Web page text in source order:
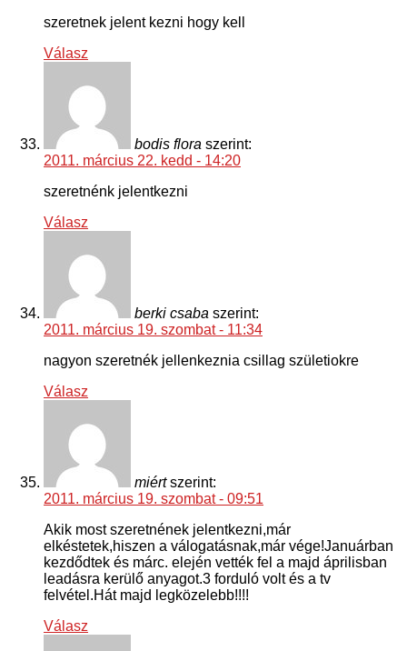
szeretnek jelent kezni hogy kell
Válasz
bodis flora szerint:
2011. március 22. kedd - 14:20
szeretnénk jelentkezni
Válasz
berki csaba szerint:
2011. március 19. szombat - 11:34
nagyon szeretnék jellenkeznia csillag születiokre
Válasz
miért szerint:
2011. március 19. szombat - 09:51
Akik most szeretnének jelentkezni,már
elkéstetek,hiszen a válogatásnak,már vége!Januárban
kezdődtek és márc. elején vették fel a majd áprilisban
leadásra kerülő anyagot.3 forduló volt és a tv
felvétel.Hát majd legközelebb!!!!
Válasz